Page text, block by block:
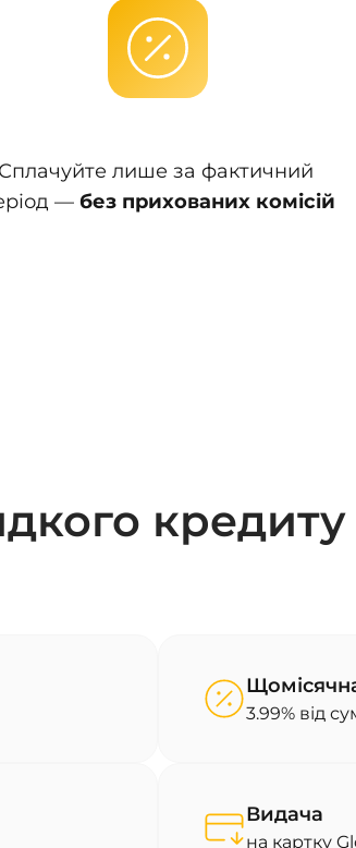
Сплачуйте лише за фактичний
— без прихованих комісій
3.99% від
Видача
на картку